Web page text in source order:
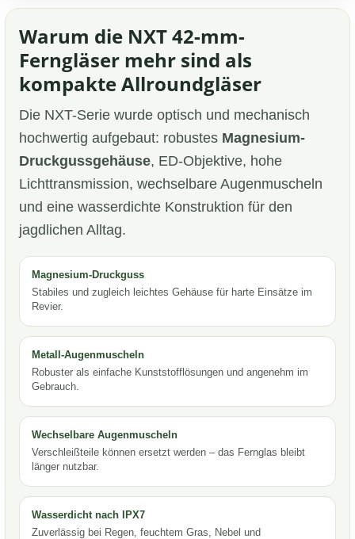
Warum die NXT 42-mm-
Ferngläser mehr sind als
kompakte Allroundgläser
Die NXT-Serie wurde optisch und mechanisch
hochwertig aufgebaut: robustes Magnesium-
Druckgussgehäuse, ED-Objektive, hohe
Lichttransmission, wechselbare Augenmuscheln
und eine wasserdichte Konstruktion für den
jagdlichen Alltag.
Magnesium-Druckguss
Stabiles und zugleich leichtes Gehäuse für harte Einsätze im
Revier.
Metall-Augenmuscheln
Robuster als einfache Kunststofflösungen und angenehm im
Gebrauch.
Wechselbare Augenmuscheln
Verschleißteile können ersetzt werden – das Fernglas bleibt
länger nutzbar.
Wasserdicht nach IPX7
Zuverlässig bei Regen, feuchtem Gras, Nebel und